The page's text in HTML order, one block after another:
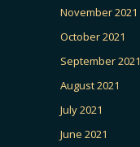
November 2021
October 2021
September 2021
August 2021
July 2021
June 2021